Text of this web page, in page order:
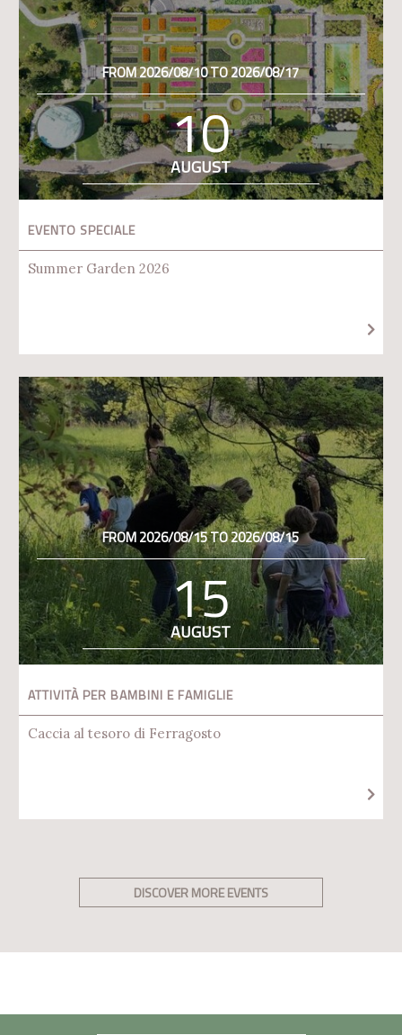
FROM 2026/08/10 TO 2026/08/17
10
AUGUST
EVENTO SPECIALE
Summer Garden 2026
FROM 2026/08/15 TO 2026/08/15
15
AUGUST
ATTIVITÀ PER BAMBINI E FAMIGLIE
Caccia al tesoro di Ferragosto
DISCOVER MORE EVENTS